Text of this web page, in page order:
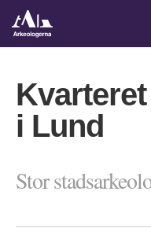
i Lund
Stor